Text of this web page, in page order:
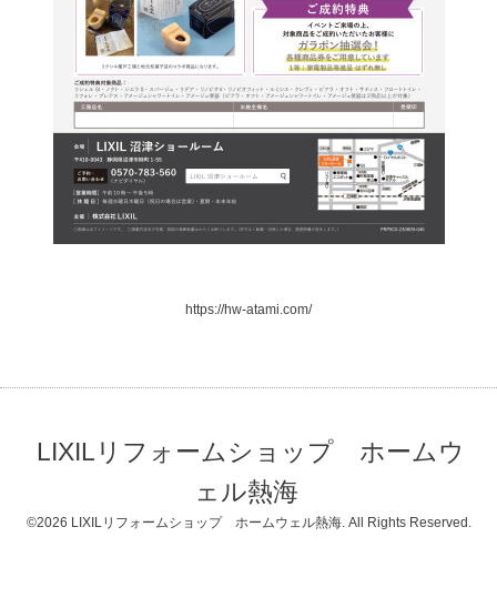
https://hw-atami.com/
LIXILリフォームショップ ホームウ
ェル熱海
©2026 LIXILリフォームショップ ホームウェル熱海. All Rights Reserved.